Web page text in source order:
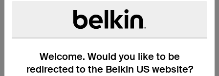
Welcome. Would you like to be
redirected to the Belkin US website?
Résolution jusqu'à 4K
Profitez d’une image haute résolution et utilisez plusieurs
applications sur vos différents écrans. Ce dock USB-C